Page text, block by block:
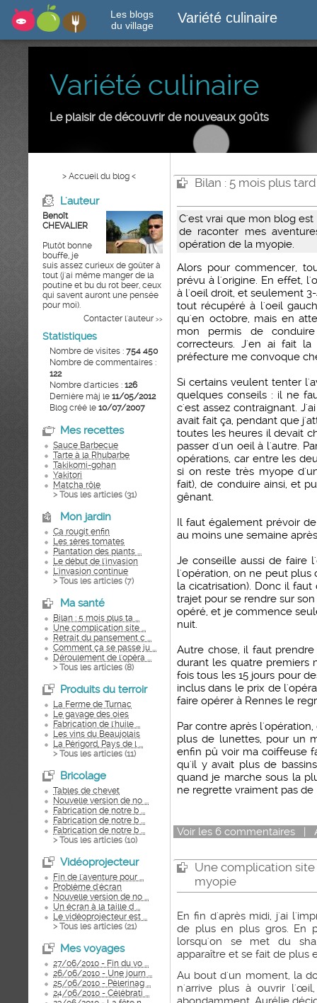
Les blogs
du village
Variété culinaire
Variété culinaire
Le plaisir de découvrir de nouveaux goûts
> Accueil du blog <
L'auteur
Benoît
CHEVALIER
Plutôt bonne
bouffe, je
suis assez curieux de goûter à
tout (j'ai même manger de la
poutine et bu du rot beer, ceux
qui savent auront une pensée
pour moi).
Contacter l'auteur >>
Statistiques
Nombre de visites : 754 450
Nombre de commentaires :
122
Nombre d'articles : 126
Dernière màj le 11/05/2012
Blog créé le 10/07/2007
Mes recettes
Sauce Barbecue
Tarte à la Rhubarbe
Takikomi-gohan
Yakitori
Matcha rôle
> Tous les articles (31)
Mon jardin
Ca rougit enfin
Les 1ères tomates
Plantation des plants ...
Le début de l'invasion
L'invasion continue
> Tous les articles (7)
Ma santé
Bilan : 5 mois plus ta ...
Une complication site ...
Retrait du pansement c ...
Comment ça se passe ju ...
Déroulement de l'opéra ...
> Tous les articles (8)
Produits du terroir
La Ferme de Turnac
Le gavage des oies
Fabrication de l'huile ...
Les vins du Beaujolais
La Périgord, Pays de l ...
> Tous les articles (11)
Bricolage
Tables de chevet
Nouvelle version de no ...
Fabrication de notre b ...
Fabrication de notre b ...
Fabrication de notre b ...
> Tous les articles (10)
Vidéoprojecteur
Fin de l'aventure pour ...
Problème d'écran
Nouvelle version de no ...
Un écran à la taille d ...
Le vidéoprojecteur est ...
> Tous les articles (21)
Mes voyages
27/06/2010 - Fin du vo ...
26/06/2010 - Une journ ...
25/06/2010 - Pèlerinag ...
24/06/2010 - Célébrati ...
Bilan : 5 mois plus tard
C'est vrai que mon blog
de raconter mes
opération de la myopie.
Alors pour commencer,
prévu à l'origine. En effet,
à l'oeil droit, et seulement
tout récupéré à l'oeil
qu'en octobre, mais en
mon permis de
correcteurs. J'en ai fait la
préfecture me convoque
Si certains veulent tenter
quelques conseils : il ne
c'est assez contraignant.
avait fait ça, pendant que
toutes les heures il devait
passer d'un oeil à l'autre.
opérations, car entre les
si on reste très myope
fait), de conduire ainsi, et
gênant.
Il faut également prévoir
au moins une semaine
Je conseille aussi de faire
l'opération, on ne peut plus
la cicatrisation). Donc il
trajet pour se rendre sur
opéré, et je commence
nuit.
Autre chose, il faut
durant les quatre premiers
fois tous les 15 jours pour
inclus dans le prix de
faire opérer à Rennes le
Par contre après
plus de lunettes, pour un
enfin pû voir ma coiffeuse
qu'il y avait plus de
quand je marche sous la
ne regrette vraiment pas de
Voir les 6 commentaires |
Une complication
myopie
En fin d'après midi, j'ai
de plus en plus gros. En
lorsqu'on se met du
apparaître et se fait de plus
Au bout d'un moment, la
n'arrive plus à ouvrir